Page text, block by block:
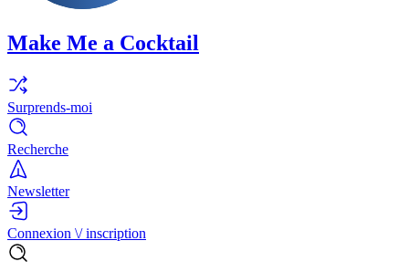
Make Me a Cocktail
Surprends-moi
Recherche
Newsletter
Connexion \/ inscription